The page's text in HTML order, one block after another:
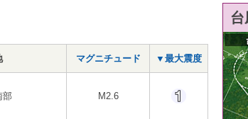
マグニチュード ▼最大震度
部 M2.6